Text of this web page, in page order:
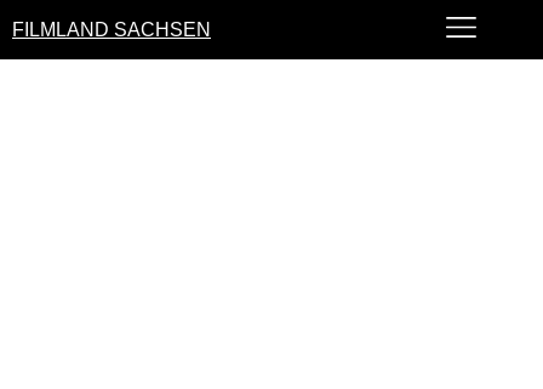
FILMLAND SACHSEN